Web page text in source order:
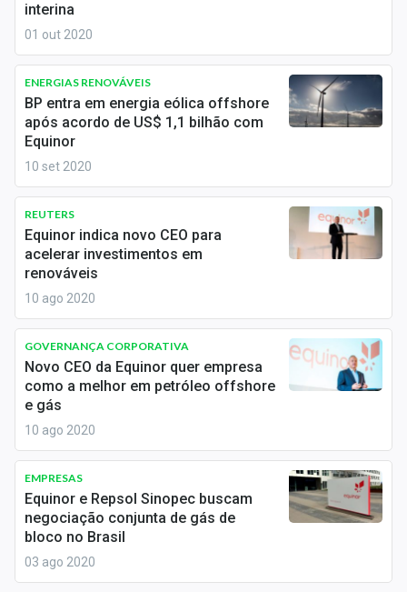
Internacional
Marketing
Tecnologia
Conteúdo de Marca
Sobre
Expediente
Contato
interina
01 out 2020
ENERGIAS RENOVÁVEIS
BP entra em energia eólica offshore
após acordo de US$ 1,1 bilhão com
Equinor
10 set 2020
REUTERS
Equinor indica novo CEO para
acelerar investimentos em
renováveis
10 ago 2020
GOVERNANÇA CORPORATIVA
Novo CEO da Equinor quer empresa
como a melhor em petróleo offshore
e gás
10 ago 2020
EMPRESAS
Equinor e Repsol Sinopec buscam
negociação conjunta de gás de
bloco no Brasil
03 ago 2020